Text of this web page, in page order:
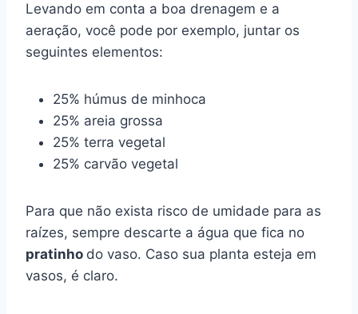
Levando em conta a boa drenagem e a
aeração, você pode por exemplo, juntar os
seguintes elementos:
25% húmus de minhoca
25% areia grossa
25% terra vegetal
25% carvão vegetal
Para que não exista risco de umidade para as
raízes, sempre descarte a água que fica no
pratinho do vaso. Caso sua planta esteja em
vasos, é claro.